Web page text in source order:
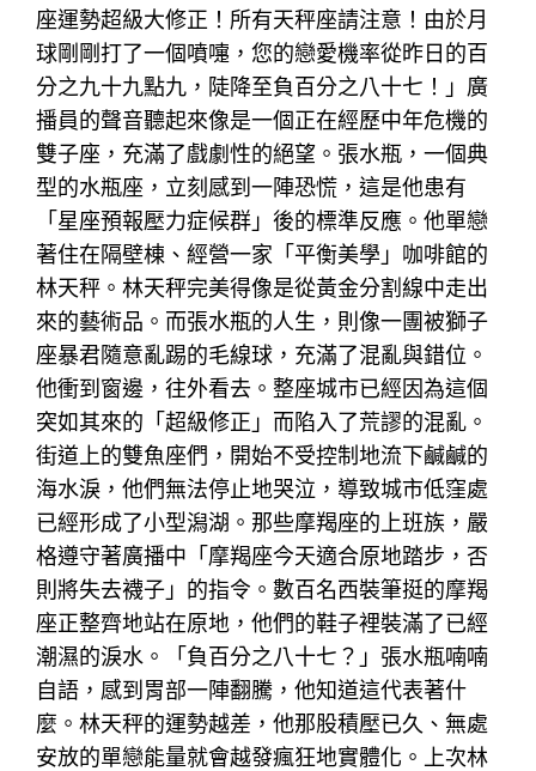
座運勢超級大修正！所有天秤座請注意！由於月
球剛剛打了一個噴嚏，您的戀愛機率從昨日的百
分之九十九點九，陡降至負百分之八十七！」廣
播員的聲音聽起來像是一個正在經歷中年危機的
雙子座，充滿了戲劇性的絕望。張水瓶，一個典
型的水瓶座，立刻感到一陣恐慌，這是他患有
「星座預報壓力症候群」後的標準反應。他單戀
著住在隔壁棟、經營一家「平衡美學」咖啡館的
林天秤。林天秤完美得像是從黃金分割線中走出
來的藝術品。而張水瓶的人生，則像一團被獅子
座暴君隨意亂踢的毛線球，充滿了混亂與錯位。
他衝到窗邊，往外看去。整座城市已經因為這個
突如其來的「超級修正」而陷入了荒謬的混亂。
街道上的雙魚座們，開始不受控制地流下鹹鹹的
海水淚，他們無法停止地哭泣，導致城市低窪處
已經形成了小型潟湖。那些摩羯座的上班族，嚴
格遵守著廣播中「摩羯座今天適合原地踏步，否
則將失去襪子」的指令。數百名西裝筆挺的摩羯
座正整齊地站在原地，他們的鞋子裡裝滿了已經
潮濕的淚水。「負百分之八十七？」張水瓶喃喃
自語，感到胃部一陣翻騰，他知道這代表著什
麼。林天秤的運勢越差，他那股積壓已久、無處
安放的單戀能量就會越發瘋狂地實體化。上次林